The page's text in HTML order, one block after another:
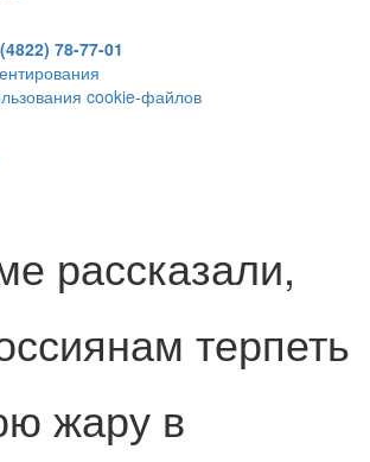
(4822) 78-77-01
cookie-файлов
рассказали,
терпеть
жару в